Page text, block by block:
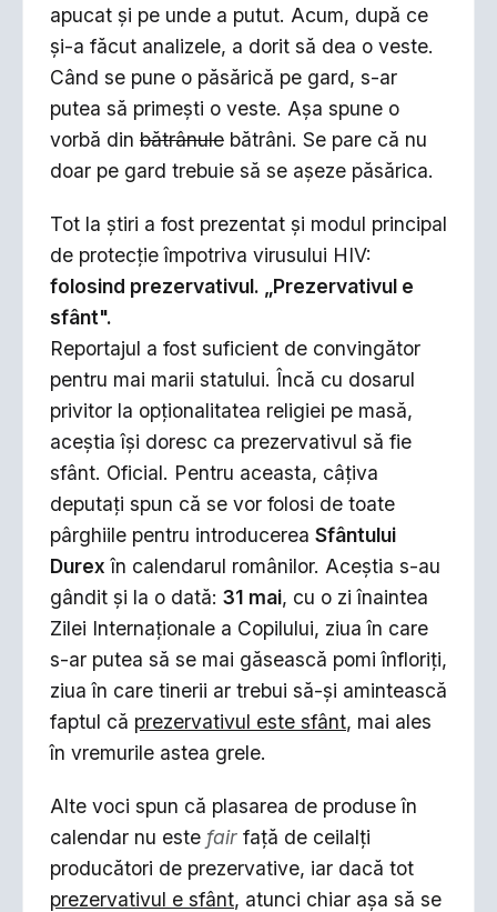
apucat şi pe unde a putut. Acum, după ce
şi-a făcut analizele, a dorit să dea o veste.
Când se pune o păsărică pe gard, s-ar
putea să primeşti o veste. Aşa spune o
vorbă din bătrânule bătrâni. Se pare că nu
doar pe gard trebuie să se aşeze păsărica.
Tot la ştiri a fost prezentat şi modul principal
de protecţie împotriva virusului HIV:
folosind prezervativul. „Prezervativul e
sfânt".
Reportajul a fost suficient de convingător
pentru mai marii statului. Încă cu dosarul
privitor la opţionalitatea religiei pe masă,
aceştia îşi doresc ca prezervativul să fie
sfânt. Oficial. Pentru aceasta, câţiva
deputaţi spun că se vor folosi de toate
pârghiile pentru introducerea Sfântului
Durex în calendarul românilor. Aceştia s-au
gândit şi la o dată: 31 mai, cu o zi înaintea
Zilei Internaţionale a Copilului, ziua în care
s-ar putea să se mai găsească pomi înfloriţi,
ziua în care tinerii ar trebui să-şi amintească
faptul că prezervativul este sfânt, mai ales
în vremurile astea grele.
Alte voci spun că plasarea de produse în
calendar nu este fair faţă de ceilalţi
producători de prezervative, iar dacă tot
prezervativul e sfânt, atunci chiar aşa să se